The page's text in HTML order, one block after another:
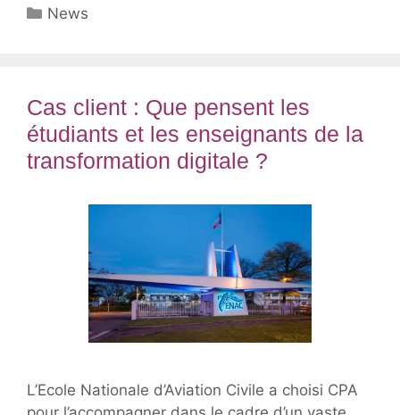
Catégories
News
Cas client : Que pensent les
étudiants et les enseignants de la
transformation digitale ?
L’Ecole Nationale d’Aviation Civile a choisi CPA